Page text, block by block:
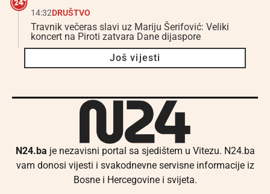
14:32DRUŠTVO
Travnik večeras slavi uz Mariju Šerifović: Veliki
koncert na Piroti zatvara Dane dijaspore
Još vijesti
N24.ba je nezavisni portal sa sjedištem u Vitezu. N24.ba
vam donosi vijesti i svakodnevne servisne informacije iz
Bosne i Hercegovine i svijeta.